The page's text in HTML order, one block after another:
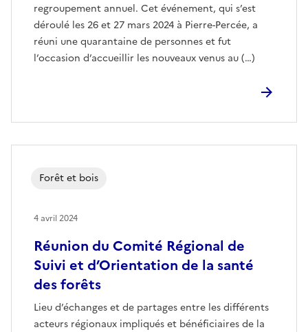
regroupement annuel. Cet événement, qui s’est
déroulé les 26 et 27 mars 2024 à Pierre-Percée, a
réuni une quarantaine de personnes et fut
l’occasion d’accueillir les nouveaux venus au (…)
Réunion du Comité Régional de
Suivi et d’Orientation de la santé
des forêts
Lieu d’échanges et de partages entre les différents
acteurs régionaux impliqués et bénéficiaires de la
Forêt et bois
4 avril 2024